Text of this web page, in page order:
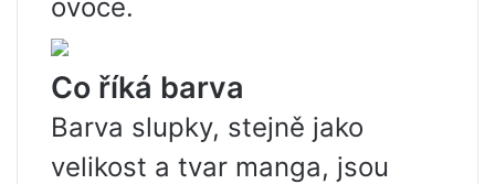
ovoce.
Co říká barva
Barva slupky, stejně jako
velikost a tvar manga, jsou